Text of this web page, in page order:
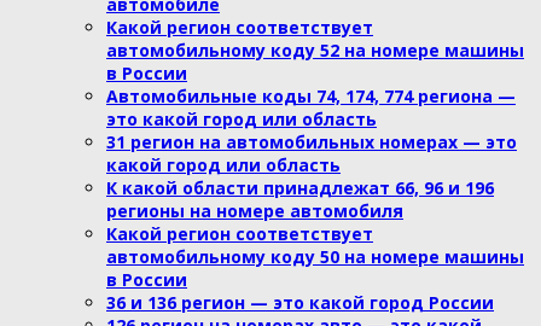
Какой регион соответствует
автомобильному коду 52 на номере машины
в России
Автомобильные коды 74, 174, 774 региона —
это какой город или область
31 регион на автомобильных номерах — это
какой город или область
К какой области принадлежат 66, 96 и 196
регионы на номере автомобиля
Какой регион соответствует
автомобильному коду 50 на номере машины
в России
36 и 136 регион — это какой город России